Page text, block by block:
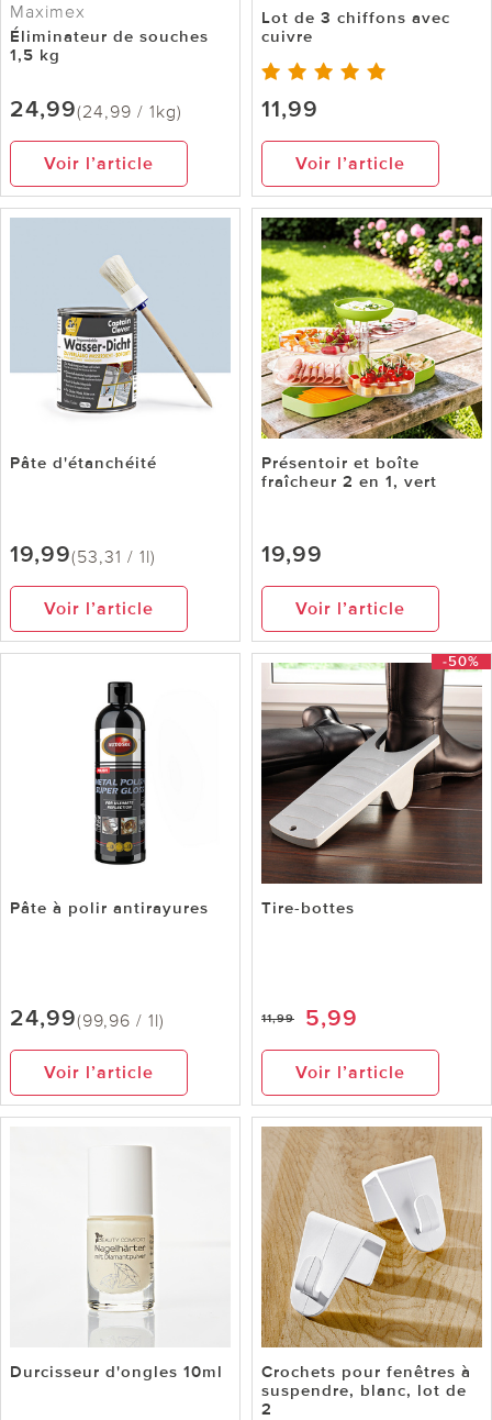
Maximex
Éliminateur de souches
1,5 kg
24,99(24,99 / 1kg)
Voir l’article
Lot de 3 chiffons avec
cuivre
11,99
Voir l’article
Pâte d'étanchéité
19,99(53,31 / 1l)
Voir l’article
Présentoir et boîte
fraîcheur 2 en 1, vert
19,99
Voir l’article
Pâte à polir antirayures
24,99(99,96 / 1l)
Voir l’article
-50%
Tire-bottes
11,99 5,99
Voir l’article
Durcisseur d'ongles 10ml
Crochets pour fenêtres à
suspendre, blanc, lot de
2